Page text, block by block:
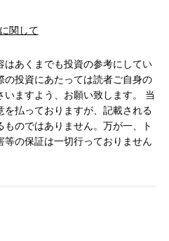
関して
はあくまでも投資の参考にしてい
の投資にあたっては読者ご自身の
ますよう、お願い致します。 当
払っておりますが、記載される
のではありません。万が一、ト
の保証は一切行っておりません